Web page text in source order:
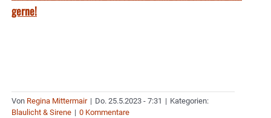
gerne!
Von Regina Mittermair | Do. 25.5.2023 - 7:31 | Kategorien:
Blaulicht & Sirene | 0 Kommentare